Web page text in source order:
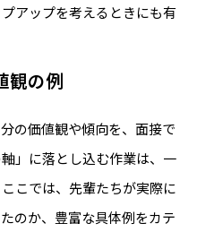
アップを考えるときにも有
観の例
の価値観や傾向を、面接で
」に落とし込む作業は、一
こでは、先輩たちが実際に
のか、豊富な具体例をカテ